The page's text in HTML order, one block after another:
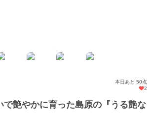
本日あと 50点
2
で艶やかに育った島原の『うる艶な